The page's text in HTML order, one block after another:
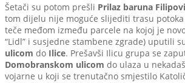
Šetači su potom prešli Prilaz baruna
tom dijelu nije moguće slijediti trasu
teče međom između parcele na kojoj je
“Lidl” i susjedne stambene zgrade) uputili
ulicom do Ilice. Prešavši Ilicu grupa se
Domobranskom ulicom do ulaza u
vojarne u koji se trenutačno smjestilo